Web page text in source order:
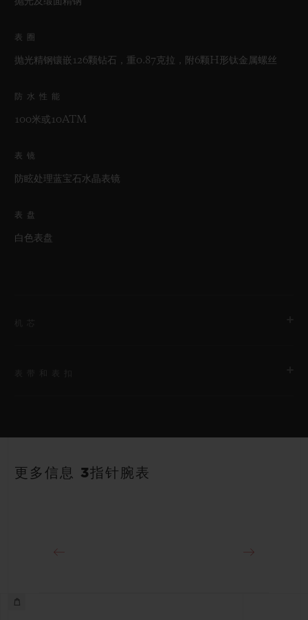
表圈
抛光精钢镶嵌126颗钻石，重0.87克拉，附6颗H形钛金属螺丝
防水性能
100米或10ATM
表镜
防眩处理蓝宝石水晶表镜
表盘
白色表盘
3至5年
表带
更多信息 3指针腕表